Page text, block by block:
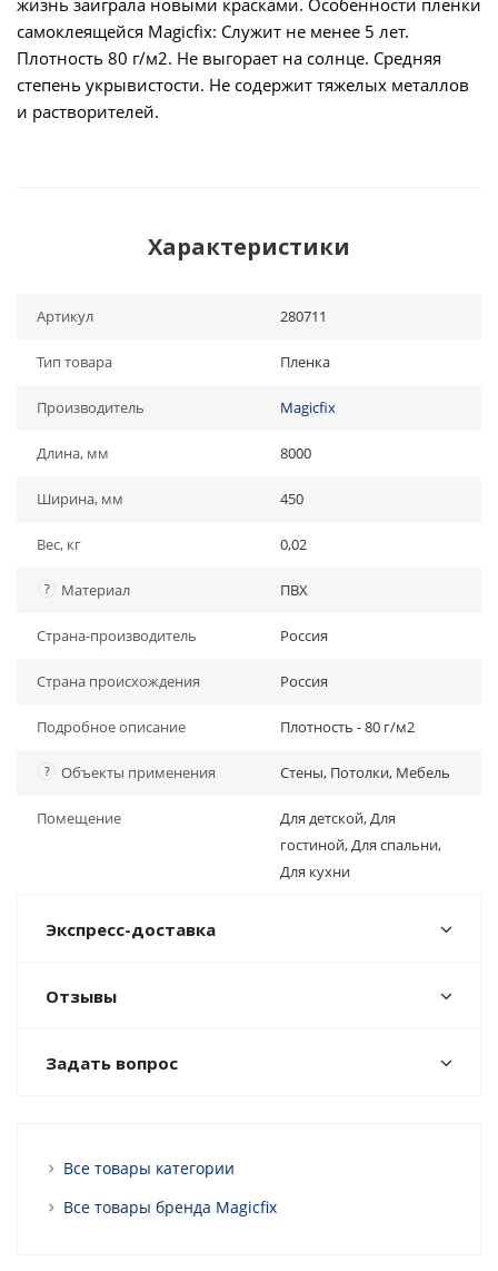
жизнь заиграла новыми красками. Особенности пленки
самоклеящейся Magicfix: Служит не менее 5 лет.
Плотность 80 г/м2. Не выгорает на солнце. Средняя
степень укрывистости. Не содержит тяжелых металлов
и растворителей.
Характеристики
Артикул 280711
Тип товара Пленка
Производитель Magicfix
Длина, мм 8000
Ширина, мм 450
Вес, кг 0,02
? Материал ПВХ
Страна-производитель Россия
Страна происхождения Россия
Подробное описание Плотность - 80 г/м2
? Объекты применения Стены, Потолки, Мебель
Помещение
Для детской, Для
гостиной, Для спальни,
Для кухни
Экспресс-доставка
Отзывы
Задать вопрос
Все товары категории
Все товары бренда Magicfix